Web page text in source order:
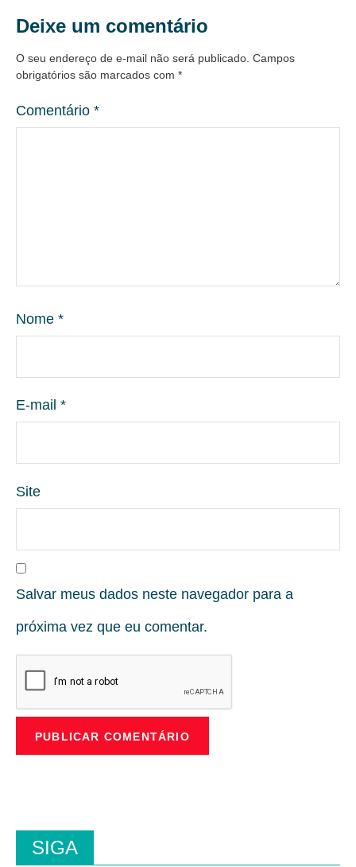
Deixe um comentário
O seu endereço de e-mail não será publicado. Campos
obrigatórios são marcados com *
Comentário *
Nome *
E-mail *
Site
Salvar meus dados neste navegador para a
próxima vez que eu comentar.
SIGA